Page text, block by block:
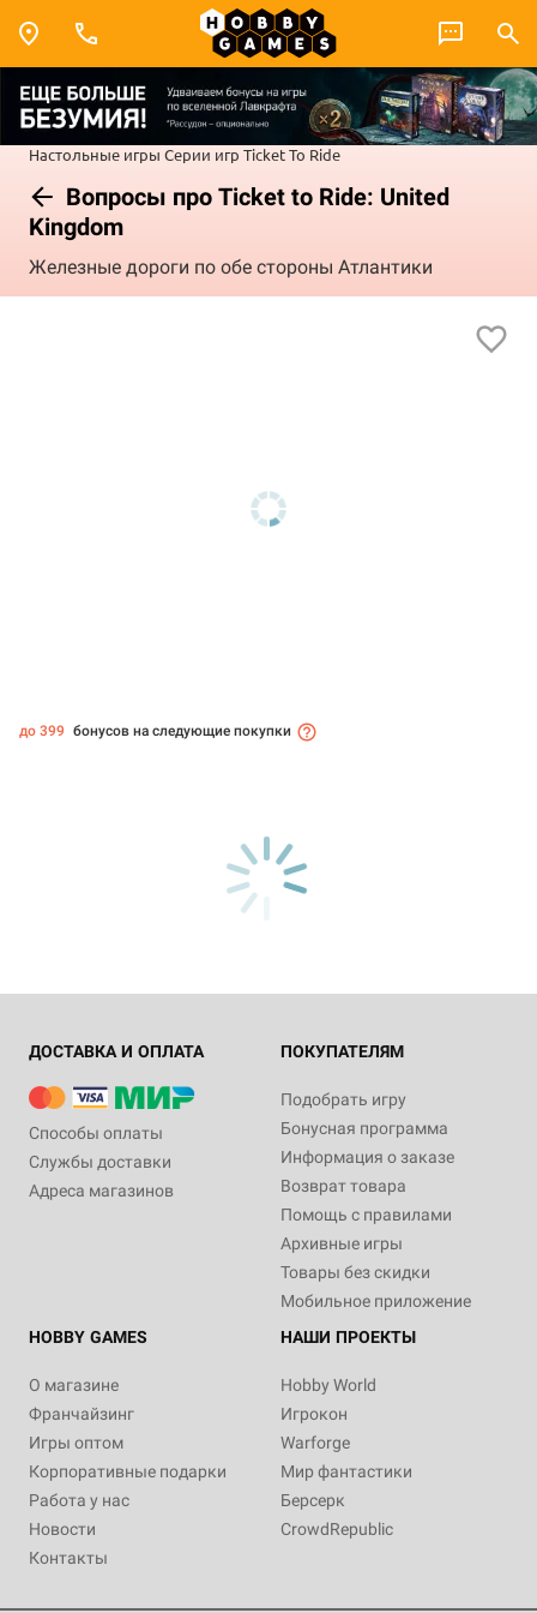
Настольные игры Серии игр Ticket To Ride
Вопросы про Ticket to Ride: United
Kingdom
Железные дороги по обе стороны Атлантики
до 399 бонусов на следующие покупки
ДОСТАВКА И ОПЛАТА
Способы оплаты
Службы доставки
Адреса магазинов
ПОКУПАТЕЛЯМ
Подобрать игру
Бонусная программа
Информация о заказе
Возврат товара
Помощь с правилами
Архивные игры
Товары без скидки
Мобильное приложение
HOBBY GAMES
О магазине
Франчайзинг
Игры оптом
Корпоративные подарки
Работа у нас
Новости
Контакты
НАШИ ПРОЕКТЫ
Hobby World
Игрокон
Warforge
Мир фантастики
Берсерк
CrowdRepublic